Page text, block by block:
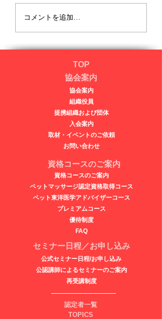
コメントを追加…
TOP
協会案内
協会案内
​​組織役員
提携組織および団体
入会案内
取材・イベントのご依頼
​​お問い合わせ
資格コースのご案内
資格コースのご案内
ペットマッサージ認定資格取得コース
ペット東洋医学アドバイザーコース
​プレミアムコース
優待制度
FAQ
セミナー日程／お申し込み
公式セミナー日程/お申し込み
公認講師によるセミナーのご案内
再受講制度
認定者一覧
TOPICS